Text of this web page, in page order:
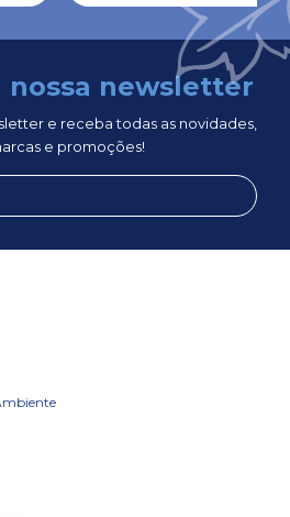
nossa newsletter
e receba todas as novidades,
e promoções!